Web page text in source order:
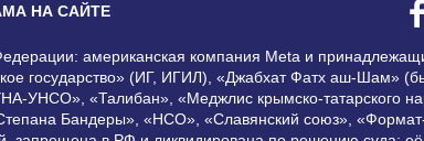
НА САЙТЕ
американская компания Meta и
государство» (ИГ, ИГИЛ), «Джабхат Фатх аш-Шам»
УНСО», «Талибан», «Меджлис крымско-татарского
Бандеры», «НСО», «Славянский союз»,